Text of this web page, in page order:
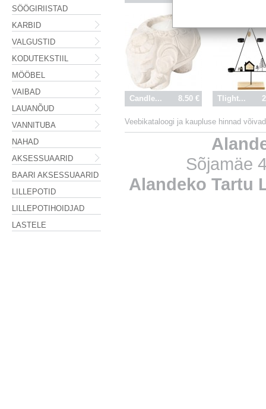
8.50 €
Candle... Tlight...
Veebikataloogi ja kaupluse hinnad
SÖÖGIRIISTAD
KARBID
VALGUSTID
KODUTEKSTIIL
MÖÖBEL
VAIBAD
LAUANÕUD
VANNITUBA
NAHAD
AKSESSUAARID
BAARI AKSESSUAARID
LILLEPOTID
LILLEPOTIHOIDJAD
LASTELE
Sõjamäe
Alandeko Tartu